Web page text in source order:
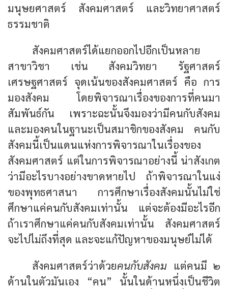
มนุษยศาสตร์ สังคมศาสตร์ และวิทยาศาสตร์
ธรรมชาติ
สังคมศาสตร์ได้แยกออกไปอีกเป็นหลาย
สาขาวิชา เช่น สังคมวิทยา รัฐศาสตร์
เศรษฐศาสตร์ จุดเน้นของสังคมศาสตร์ คือ การ
มองสังคม โดยพิจารณาเรื่องของการที่คนมา
สัมพันธ์กัน เพราะฉะนั้นจึงมองว่ามีคนกับสังคม
และมองคนในฐานะเป็นสมาชิกของสังคม คนกับ
สังคมนี้เป็นแดนแห่งการพิจารณาในเรื่องของ
สังคมศาสตร์ แต่ในการพิจารณาอย่างนี้ น่าสังเกต
ว่ามีอะไรบางอย่างขาดหายไป ถ้าพิจารณาในแง่
ของพุทธศาสนา การศึกษาเรื่องสังคมนั้นไม่ใช่
ศึกษาแค่คนกับสังคมเท่านั้น แต่จะต้องมีอะไรอีก
ถ้าเราศึกษาแค่คนกับสังคมเท่านั้น สังคมศาสตร์
จะไปไม่ถึงที่สุด และจะแก้ปัญหาของมนุษย์ไม่ได้
สังคมศาสตร์ว่าด้วยคนกับสังคม แต่คนมี ๒
ด้านในตัวมันเอง “คน” นั้นในด้านหนึ่งเป็นชีวิต